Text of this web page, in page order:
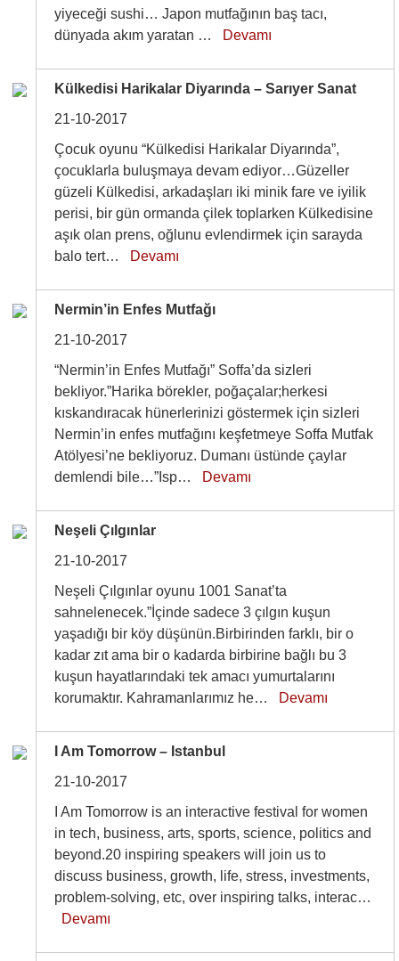
yiyeceği sushi… Japon mutfağının baş tacı,
dünyada akım yaratan … Devamı
Külkedisi Harikalar Diyarında – Sarıyer Sanat
21-10-2017
Çocuk oyunu “Külkedisi Harikalar Diyarında”,
çocuklarla buluşmaya devam ediyor…Güzeller
güzeli Külkedisi, arkadaşları iki minik fare ve iyilik
perisi, bir gün ormanda çilek toplarken Külkedisine
aşık olan prens, oğlunu evlendirmek için sarayda
balo tert… Devamı
Nermin’in Enfes Mutfağı
21-10-2017
“Nermin’in Enfes Mutfağı” Soffa’da sizleri
bekliyor.”Harika börekler, poğaçalar;herkesi
kıskandıracak hünerlerinizi göstermek için sizleri
Nermin’in enfes mutfağını keşfetmeye Soffa Mutfak
Atölyesi’ne bekliyoruz. Dumanı üstünde çaylar
demlendi bile…”Isp… Devamı
Neşeli Çılgınlar
21-10-2017
Neşeli Çılgınlar oyunu 1001 Sanat’ta
sahnelenecek.”İçinde sadece 3 çılgın kuşun
yaşadığı bir köy düşünün.Birbirinden farklı, bir o
kadar zıt ama bir o kadarda birbirine bağlı bu 3
kuşun hayatlarındaki tek amacı yumurtalarını
korumaktır. Kahramanlarımız he… Devamı
I Am Tomorrow – Istanbul
21-10-2017
I Am Tomorrow is an interactive festival for women
in tech, business, arts, sports, science, politics and
beyond.20 inspiring speakers will join us to
discuss business, growth, life, stress, investments,
problem-solving, etc, over inspiring talks, interac…
Devamı